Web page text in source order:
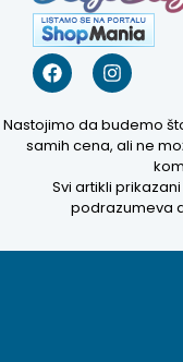
Nastojimo da budemo
samih cena, ali ne
Svi artikli
podrazumeva